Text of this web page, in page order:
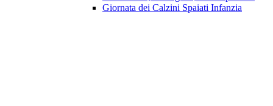
Giornata dei Calzini Spaiati Infanzia